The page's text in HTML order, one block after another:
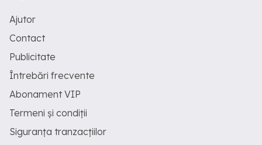
Ajutor
Contact
Publicitate
Întrebări frecvente
Abonament VIP
Termeni și condiții
Siguranța tranzacțiilor